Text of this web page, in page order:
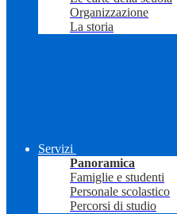
Organizzazione
La storia
Servizi
Panoramica
Famiglie e studenti
Personale scolastico
Percorsi di studio